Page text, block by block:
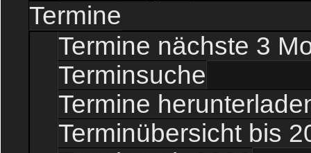
Termine
Termine nächste 3
Terminsuche
Termine
Terminübersicht bis